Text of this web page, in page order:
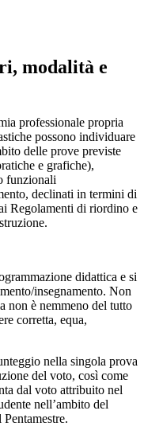
modalità e
professionale propria
possono individuare
delle prove previste
e grafiche),
funzionali
declinati in termini di
Regolamenti di riordino e
didattica e si
insegnamento. Non
non è nemmeno del tutto
corretta, equa,
nella singola prova
del voto, così come
dal voto attribuito nel
nell’ambito del